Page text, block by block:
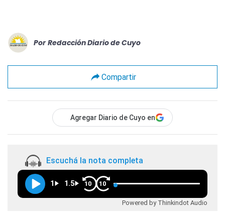
Por Redacción Diario de Cuyo
Compartir
Agregar Diario de Cuyo en
Escuchá la nota completa
1 1.5 10 10
Powered by Thinkindot Audio